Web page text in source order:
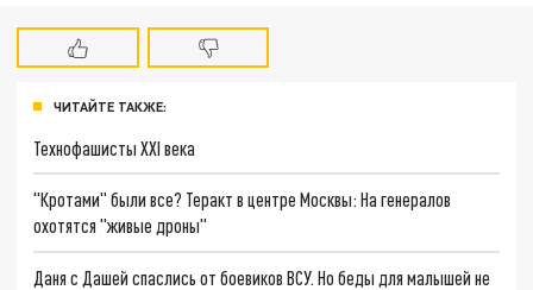
ЧИТАЙТЕ ТАКЖЕ:
Технофашисты XXI века
"Кротами" были все? Теракт в центре Москвы: На генералов
охотятся "живые дроны"
Даня с Дашей спаслись от боевиков ВСУ. Но беды для малышей не